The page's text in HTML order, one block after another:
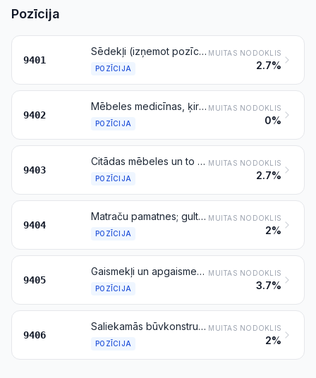
Pozīcija
9401
Sēdekļi (izņemot pozīcijā 9402 minētos), arī par gultām pārveidojamie, un to daļas
POZĪCIJA
MUITAS NODOKLIS
2.7%
9402
Mēbeles medicīnas, ķirurģijas, zobārstniecības vai veterinārijas vajadzībām (piemēram, operāciju galdi, izmeklēšanas galdi, slimnīcu gultas ar mehāniskiem piederumiem, zobārstu krēsli); frizētavu krēsli un tamlīdzīgi krēsli, ko var grozīt, atgāzt un pacelt; iepriekš minēto izstrādājumu daļas
POZĪCIJA
MUITAS NODOKLIS
0%
9403
Citādas mēbeles un to daļas
POZĪCIJA
MUITAS NODOKLIS
2.7%
9404
Matraču pamatnes; gultas piederumi un tamlīdzīgi izstrādājumi (piemēram, matrači, segas, vatētas segas, dūnu segas, dīvānspilveni, pufi un spilveni) ar atsperēm vai pildīti ar jebkuru materiālu, vai no porainas gumijas vai plastmasas, arī apvilkti
POZĪCIJA
MUITAS NODOKLIS
2%
9405
Gaismekļi un apgaismes piederumi, ieskaitot prožektorus, starmešus un to daļas, kas citur nav minētas un iekļautas; izgaismotas izkārtnes, tablo un tamlīdzīgi izstrādājumi, kuros iemontēts stacionārs gaismas avots, to daļas, kas citur nav minētas
POZĪCIJA
MUITAS NODOKLIS
3.7%
9406
Saliekamās būvkonstrukcijas
POZĪCIJA
MUITAS NODOKLIS
2%